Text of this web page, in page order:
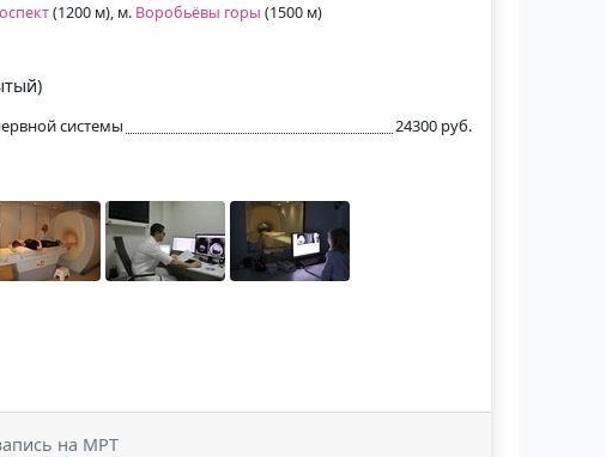
(1200 м), м. Воробьёвы горы (1500 м)
системы
24300 руб.
на МРТ